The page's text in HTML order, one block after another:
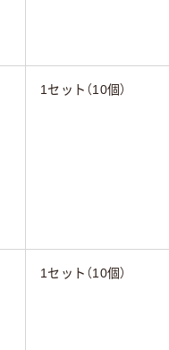
1セット（10個）
1セット（10個）